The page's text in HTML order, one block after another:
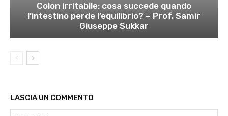
Colon irritabile: cosa succede quando
l’intestino perde l’equilibrio? – Prof. Samir
Giuseppe Sukkar
LASCIA UN COMMENTO